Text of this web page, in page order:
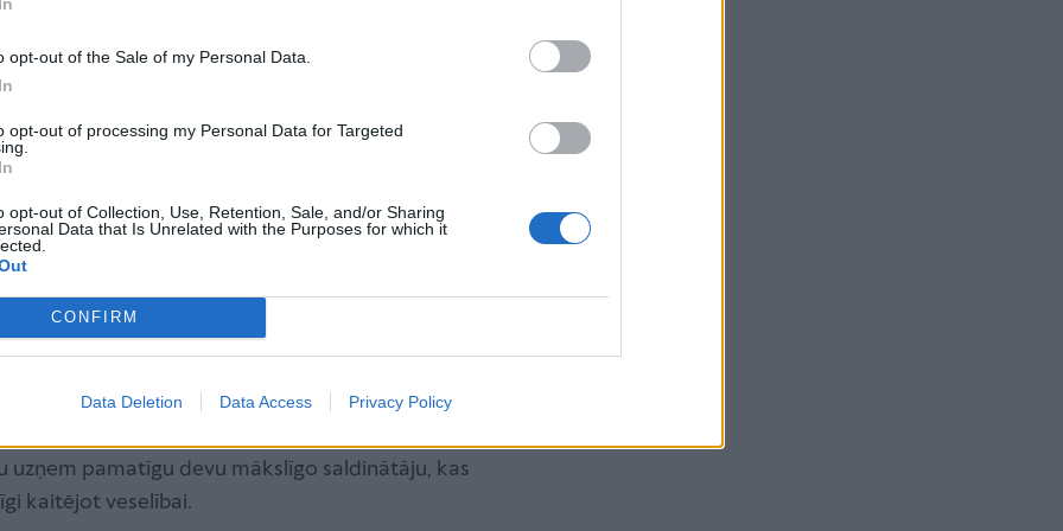
opt-out of the Sale of my Personal Data.
opt-out of processing my Personal Data for Targeted
opt-out of Collection, Use, Retention, Sale, and/or Sharing
Data that Is Unrelated with the Purposes for which it
CONFIRM
Data Deletion Data Access Privacy Policy
notievēt.
ne? Ne viens vien pētījums ir atklājis miega
un normāla svara saglabāšanā. Cilvēki, kuri
sver daudz vairāk nekā riem, kuri guļ 6-8
liek izdalīties bada hormonam, savukārt
vēlmi sportot.
tiem nevajag pārspīlēt.
ka arī tie ir kalorijām bagāti. Daktere
labo tauku daudzumam un ēst tos samērīgā
tie tiešām pozitīvi ietekmēs tavu veselību un
dzērieniem.
uzņem pamatīgu devu mākslīgo saldinātāju, kas
kaitējot veselībai.